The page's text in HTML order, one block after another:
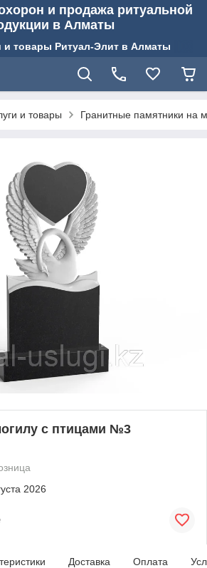
и продажа ритуальной
в Алматы
и товары Ритуал-Элит в Алматы
и товары Гранитные памятники на
с птицами №3
2026
Доставка Оплата